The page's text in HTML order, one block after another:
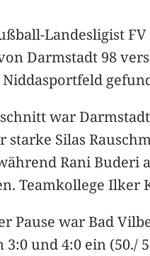
Landesligist
Darmstadt 98
Niddasportfeld
war
starke Silas
Rani Buderi
Teamkollege Ilker
Pause war Bad
3:0 und 4:0 ein (50./